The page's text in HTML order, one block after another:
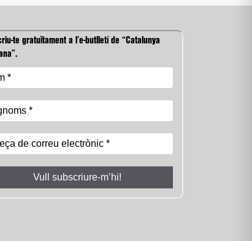
te gratuïtament a l’e-butlletí de “Catalunya